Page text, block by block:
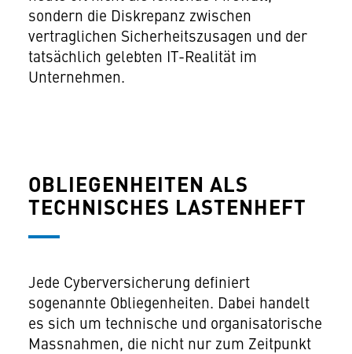
sondern die Diskrepanz zwischen
vertraglichen Sicherheitszusagen und der
tatsächlich gelebten IT-Realität im
Unternehmen.
OBLIEGENHEITEN ALS
TECHNISCHES LASTENHEFT
Jede Cyberversicherung definiert
sogenannte Obliegenheiten. Dabei handelt
es sich um technische und organisatorische
Massnahmen, die nicht nur zum Zeitpunkt